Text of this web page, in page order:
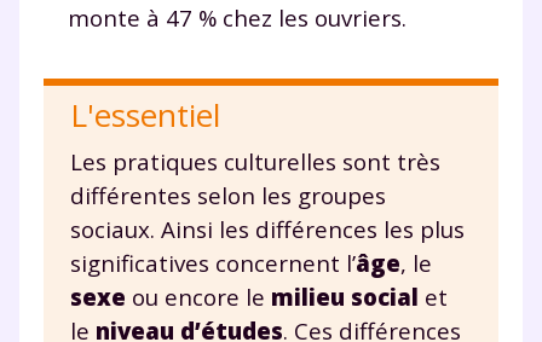
monte à 47 % chez les ouvriers.
L'essentiel
Les pratiques culturelles sont très
différentes selon les groupes
sociaux. Ainsi les différences les plus
significatives concernent l’âge, le
sexe ou encore le milieu social et
le niveau d’études. Ces différences
TESTER GRATUITEMENT
* Votre code d'accès sera envoyé à cette adresse e-mail. En
données à caractère personnel soient traitées par SEJER, sous
la marque myMaxicours, afin que SEJER puisse vous donner
accès au service de soutien scolaire pendant 24h. Pour en
savoir plus sur la gestion de vos données personnelles et
pour exercer vos droits, vous pouvez consulternotre
charte .
J’accepte de recevoir les actualités et des